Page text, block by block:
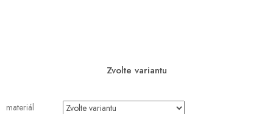
Zvolte variantu
materiál